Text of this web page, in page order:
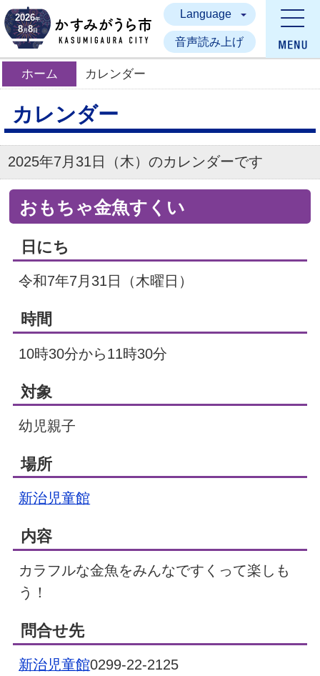
かすみがうら市
2026年
8月8日
Language
音声読み上げ
ホーム カレンダー
カレンダー
2025年7月31日（木）のカレンダーです
おもちゃ金魚すくい
日にち
令和7年7月31日（木曜日）
時間
10時30分から11時30分
対象
幼児親子
場所
新治児童館
内容
カラフルな金魚をみんなですくって楽しも
う！
問合せ先
新治児童館0299-22-2125